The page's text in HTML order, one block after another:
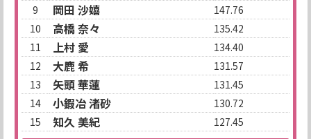
9
岡田 沙嬉
147.76
10
高橋 奈々
135.42
11
上村 愛
134.40
12
大鹿 希
131.57
13
矢頭 華蓮
131.45
14
小鍜冶 渚砂
130.72
15
知久 美紀 127.45